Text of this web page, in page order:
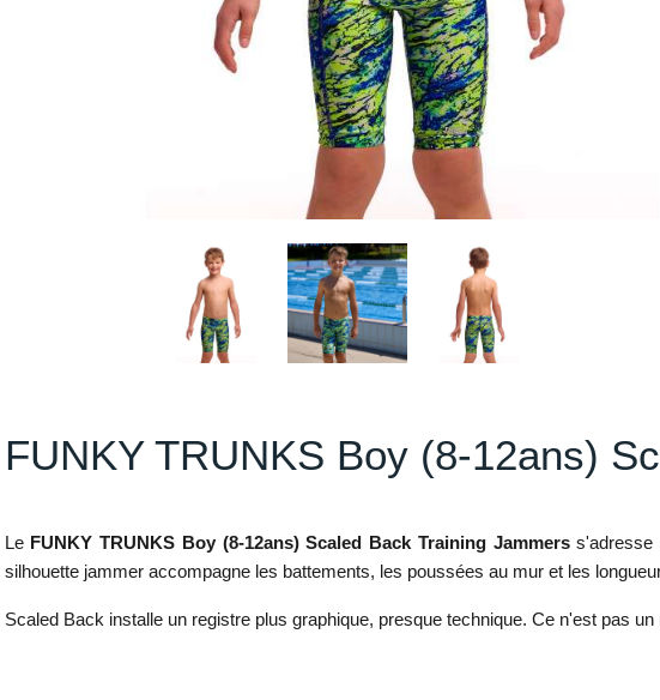
FUNKY TRUNKS Boy (8-12ans)
Le FUNKY TRUNKS Boy (8-12ans) Scaled Back Training Jammerss'adresse
silhouette jammer accompagne les battements, les poussées au mur et les
Scaled Back installe un registre plus graphique, presque technique. Ce n'est pas